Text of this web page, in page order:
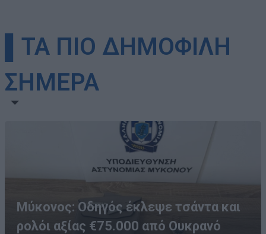
▌ΤΑ ΠΙΟ ΔΗΜΟΦΙΛΗ
ΣΗΜΕΡΑ
Μύκονος: Οδηγός έκλεψε τσάντα και
ρολόι αξίας €75.000 από Ουκρανό